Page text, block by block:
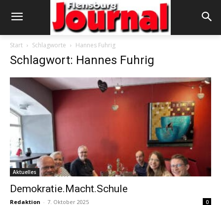
Start Schlagworte Hannes Fuhrig
Schlagwort: Hannes Fuhrig
Aktuelles
Demokratie.Macht.Schule
Redaktion - 7. Oktober 2025 0